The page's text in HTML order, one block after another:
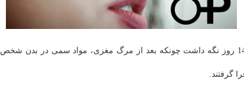
نجفی زاده اظهار داشت: فرد گرفتار مرگ مغزی را نمی توان بیشتر از 14 روز نگه داشت چونكه بعد از مرگ مغزی، مواد سمی در بدن شخص
گرفتند.